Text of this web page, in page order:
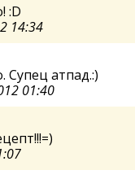
:D
14:34
Супец атпад.:)
01:40